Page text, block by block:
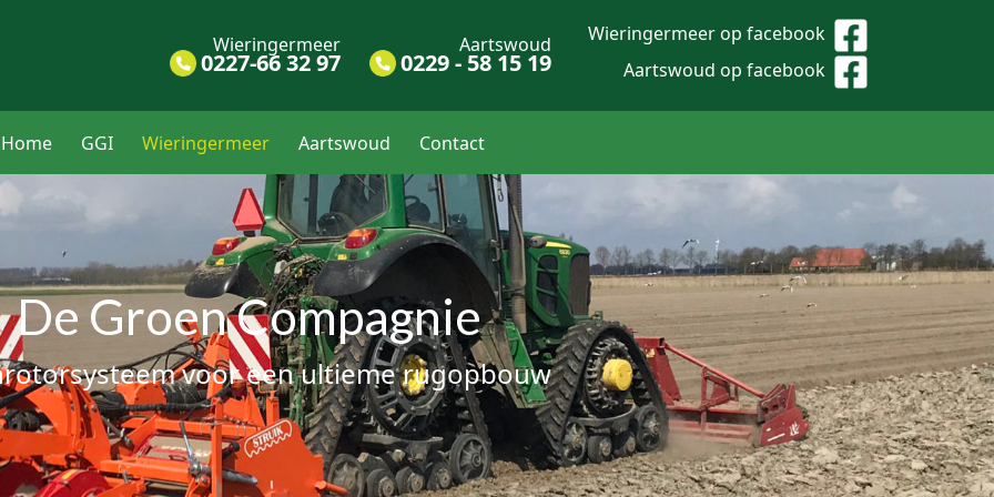
Wieringermeer
0227-66 32 97
Aartswoud
0229 - 58 15 19
Wieringermeer op facebook
Aartswoud op facebook
Home GGI Wieringermeer Aartswoud Contact
De Groen Compagnie
voor een ultieme rugopbouw